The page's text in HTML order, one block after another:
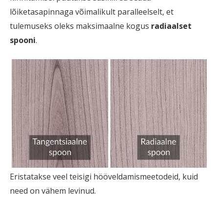
lõiketasapinnaga võimalikult paralleelselt, et
tulemuseks oleks maksimaalne kogus radiaalset
spooni.
Eristatakse veel teisigi hööveldamismeetodeid, kuid
need on vähem levinud.